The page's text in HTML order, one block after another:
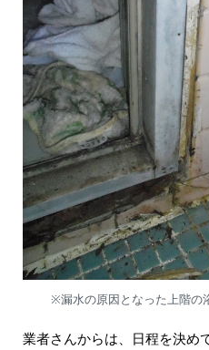
※漏水の原因となった上階の
業者さんからは、日程を決め